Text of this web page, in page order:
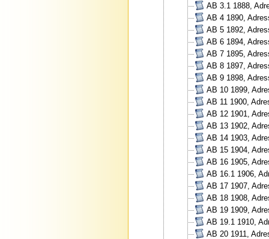
AB 3.1 1888,
AB 4 1890,
AB 5 1892,
AB 6 1894,
AB 7 1895,
AB 8 1897,
AB 9 1898,
AB 10 1899,
AB 11 1900,
AB 12 1901,
AB 13 1902,
AB 14 1903,
AB 15 1904,
AB 16 1905,
AB 16.1 1906,
AB 17 1907,
AB 18 1908,
AB 19 1909,
AB 19.1 1910,
AB 20 1911,